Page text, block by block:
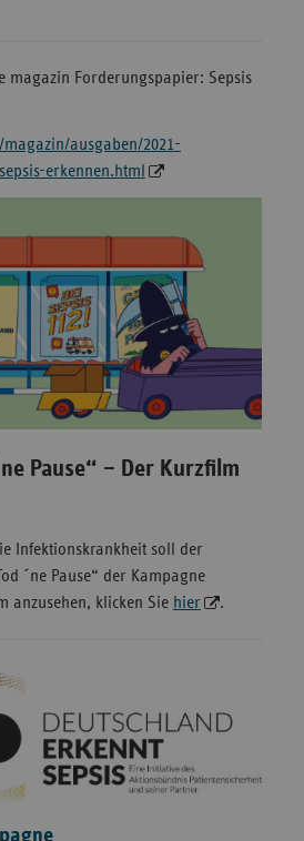
magazin Forderungspapier: Sepsis
ausgaben/2021-
erkennen.html
Pause“ – Der Kurzfilm
Infektionskrankheit soll der
´ne Pause“ der Kampagne
anzusehen, klicken Sie hier .